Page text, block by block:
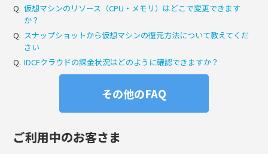
Q. 仮想マシンのリソース（CPU・メモリ）はどこで変更できます
か？
Q. スナップショットから仮想マシンの復元方法について教えてくだ
さい
Q. IDCFクラウドの課金状況はどのように確認できますか？
その他のFAQ
ご利用中のお客さま